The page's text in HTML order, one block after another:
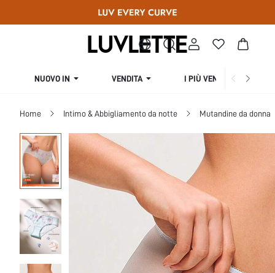
NUOVO IN VENDITA I PIÙ VENDUTI
Home Intimo & Abbigliamento da notte Mutandine da donna